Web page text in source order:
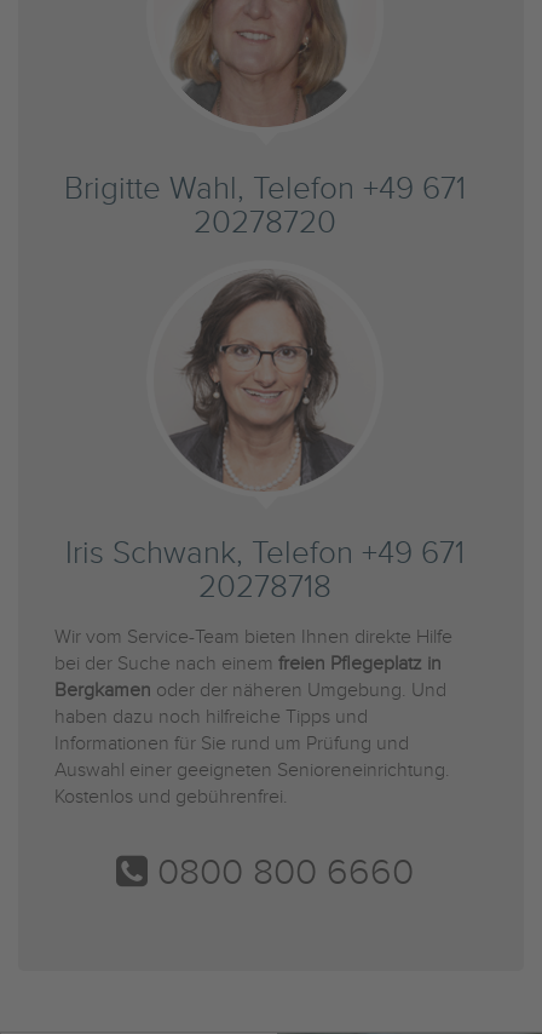
Brigitte Wahl, Telefon +49 671
20278720
Iris Schwank, Telefon +49 671
20278718
Wir vom Service-Team bieten Ihnen direkte Hilfe
bei der Suche nach einem freien Pflegeplatz in
Bergkamen oder der näheren Umgebung. Und
haben dazu noch hilfreiche Tipps und
Informationen für Sie rund um Prüfung und
Auswahl einer geeigneten Senioreneinrichtung.
Kostenlos und gebührenfrei.
0800 800 6660